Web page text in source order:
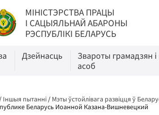
МIНIСТЭРСТВА ПРАЦЫ
I САЦЫЯЛЬНАЙ АБАРОНЫ
РЭСПУБЛІКІ БЕЛАРУСЬ
Дзейнасць
Звароты грамадзян
асоб
/ Іншыя пытанні / Мэты ўстойлівага развіцця ў
Беларусь Иоанной Казана-Вишневецкий